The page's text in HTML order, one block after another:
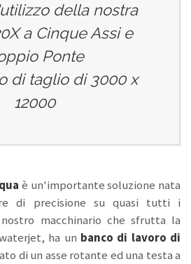
della nostra
a Cinque Assi e
Ponte
di taglio di 3000 x
12000
è un'importante soluzione nata
di precisione su quasi tutti i
macchinario che sfrutta la
ha un banco di lavoro di
di un asse rotante ed una testa a